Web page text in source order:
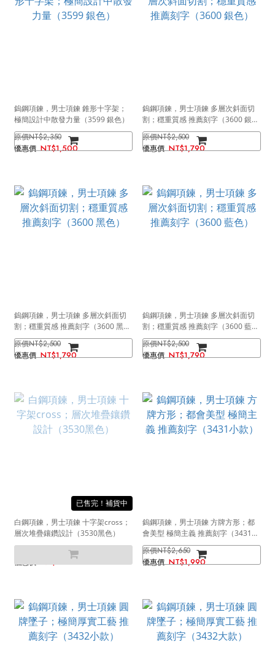
鎢鋼項鍊，男士項鍊 錐形十字架；
極簡設計中散發力量（3599 銀色）
NT$2,350
NT$1,500
鎢鋼項鍊，男士項鍊 多層次斜面切
割；穩重質感 推薦刻字（3600 銀
色）
NT$2,500
NT$1,790
鎢鋼項鍊，男士項鍊 多層次斜面切
割；穩重質感 推薦刻字（3600 黑
色）
NT$2,500
NT$1,790
鎢鋼項鍊，男士項鍊 多層次斜面切
割；穩重質感 推薦刻字（3600 藍
色）
NT$2,500
NT$1,790
售完
白鋼項鍊，男士項鍊 十字架cross；
層次堆疊鑲鑽設計（3530黑色）
NT$690
鎢鋼項鍊，男士項鍊 方牌方形；都
會美型 極簡主義 推薦刻字（3431小
款）
NT$2,650
NT$1,990